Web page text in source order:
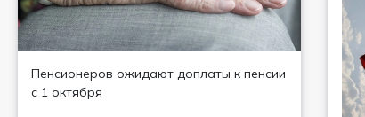
Пенсионеров ожидают доплаты к пенсии
с 1 октября